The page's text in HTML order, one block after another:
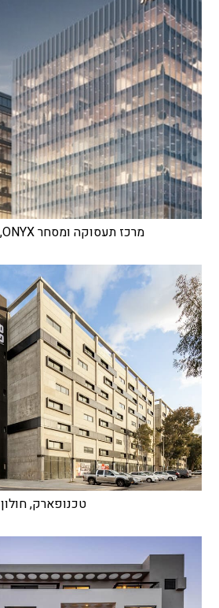
מרכז תעסוקה ומסחר ONYX, צומת סביון
טכנופארק, חולון